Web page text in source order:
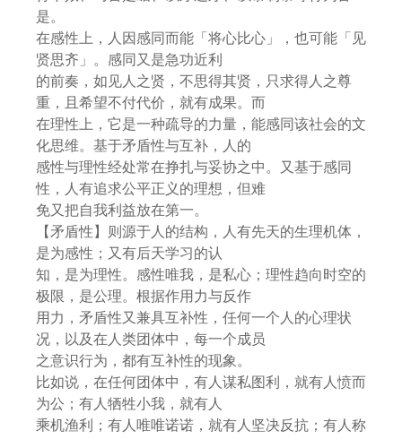
是。
在感性上，人因感同而能「将心比心」，也可能「见
贤思齐」。感同又是急功近利
的前奏，如见人之贤，不思得其贤，只求得人之尊
重，且希望不付代价，就有成果。而
在理性上，它是一种疏导的力量，能感同该社会的文
化思维。基于矛盾性与互补，人的
感性与理性经处常在挣扎与妥协之中。又基于感同
性，人有追求公平正义的理想，但难
免又把自我利益放在第一。
【矛盾性】则源于人的结构，人有先天的生理机体，
是为感性；又有后天学习的认
知，是为理性。感性唯我，是私心；理性趋向时空的
极限，是公理。根据作用力与反作
用力，矛盾性又兼具互补性，任何一个人的心理状
况，以及在人类团体中，每一个成员
之意识行为，都有互补性的现象。
比如说，在任何团体中，有人谋私图利，就有人愤而
为公；有人牺牲小我，就有人
乘机渔利；有人唯唯诺诺，就有人坚决反抗；有人称